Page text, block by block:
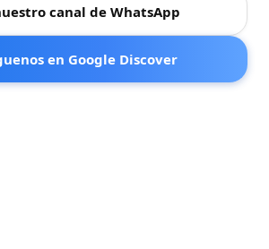
canal de WhatsApp
en Google Discover